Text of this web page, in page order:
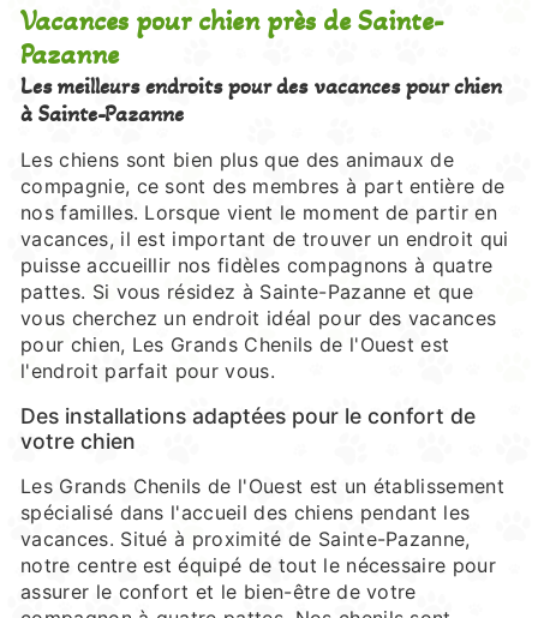
Vacances pour chien près de Sainte-
Pazanne
Les meilleurs endroits pour des vacances pour chien
à Sainte-Pazanne
Les chiens sont bien plus que des animaux de
compagnie, ce sont des membres à part entière de
nos familles. Lorsque vient le moment de partir en
vacances, il est important de trouver un endroit qui
puisse accueillir nos fidèles compagnons à quatre
pattes. Si vous résidez à Sainte-Pazanne et que
vous cherchez un endroit idéal pour des vacances
pour chien, Les Grands Chenils de l'Ouest est
l'endroit parfait pour vous.
Des installations adaptées pour le confort de
votre chien
Les Grands Chenils de l'Ouest est un établissement
spécialisé dans l'accueil des chiens pendant les
vacances. Situé à proximité de Sainte-Pazanne,
notre centre est équipé de tout le nécessaire pour
assurer le confort et le bien-être de votre